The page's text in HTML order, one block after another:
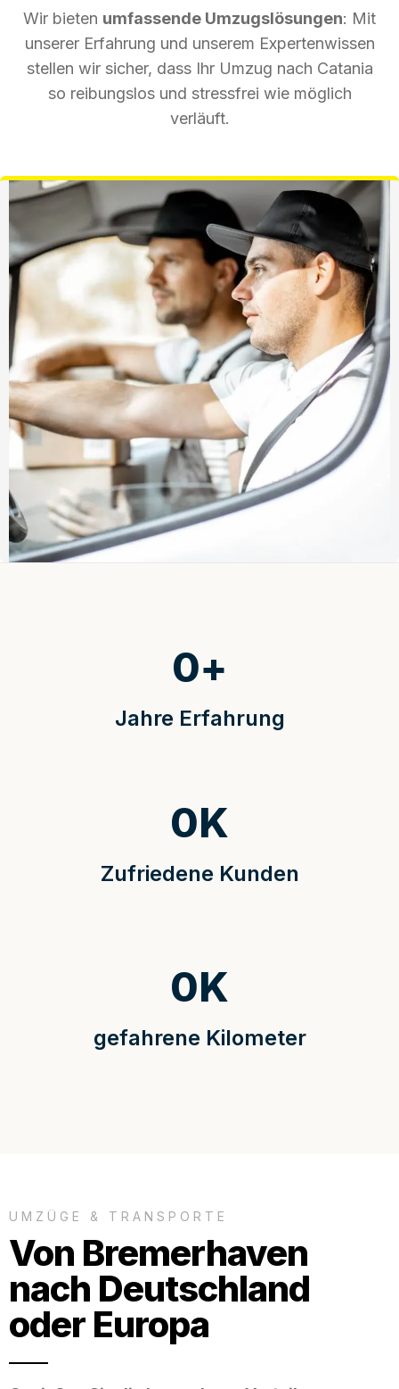
Wir bieten umfassende Umzugslösungen: Mit
unserer Erfahrung und unserem Expertenwissen
stellen wir sicher, dass Ihr Umzug nach Catania
so reibungslos und stressfrei wie möglich
verläuft.
Jahre Erfahrung
0+
Zufriedene Kunden
0K
gefahrene Kilometer
0K
UMZÜGE & TRANSPORTE
Von Bremerhaven
nach Deutschland
oder Europa